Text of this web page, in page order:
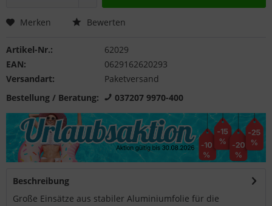
Merken Bewerten
Artikel-Nr.:
62029
EAN:
0629162620293
Versandart:
Paketversand
Bestellung / Beratung:
037207 9970-400
Beschreibung
Große Einsätze aus stabiler Aluminiumfolie für die